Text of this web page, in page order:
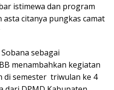
istimewa dan program
citanya pungkas camat
sebagai
menambahkan kegiatan
di semester triwulan ke 4